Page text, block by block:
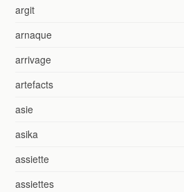
argit
arnaque
arrivage
artefacts
asie
asika
assiette
assiettes